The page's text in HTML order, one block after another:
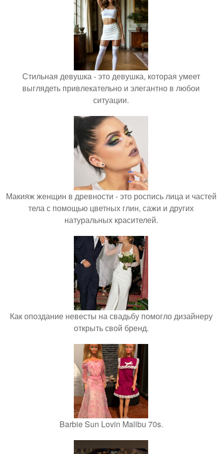
Стильная девушка - это девушка, которая умеет
выглядеть привлекательно и элегантно в любои
ситуации.
Макияж женщин в древности - это роспись лица и частей
тела с помощью цветных глин, сажи и других
натуральных красителей.
Как опоздание невесты на свадьбу помогло дизайнеру
открыть свой бренд.
Barbie Sun Lovin Malibu 70s.